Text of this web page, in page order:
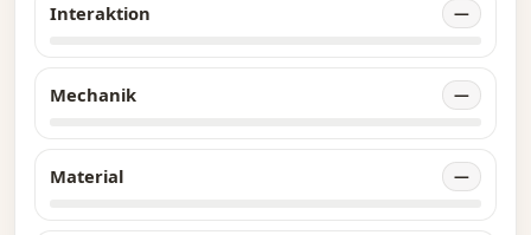
Interaktion —
Mechanik —
Material —